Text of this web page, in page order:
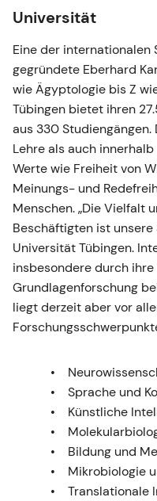
Universität
Eine der internationalen
gegründete Eberhard
wie Ägyptologie bis Z
Tübingen bietet ihren
aus 330
Lehre als auch
Werte wie Freiheit von
Meinungs- und
Menschen. „Die Vielfalt
Beschäftigten ist unsere
Universität Tübingen.
insbesondere durch
Grundlagenforschung
liegt derzeit aber vor
Sprache und
Künstliche
Bildung und
Mikrobiologie
Translationale